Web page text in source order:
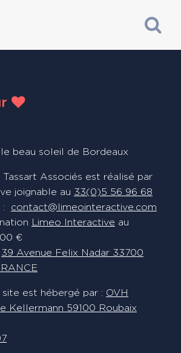
beau soleil de Bordeaux
Tassart Associés est réalisé par
joignable au 33(0)5 56 96 68
: contact@limeointeractive.com
Limeo Interactive au
€
39 Avenue Felix Nadar 33700
est hébergé par : OVH
Kellermann 59100 Roubaix